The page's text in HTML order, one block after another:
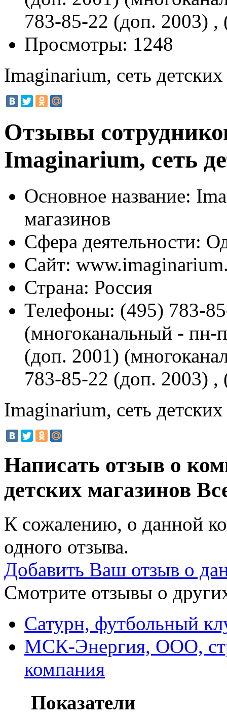
783-85-22 (доп. 2003)
Просмотры: 1248
Imaginarium, сеть
Отзывы
Imaginarium, сеть
Основное название:
магазинов
Сфера деятельности:
Сайт:
Страна: Россия
Телефоны: (495) 783-
(многоканальный - пн-
(доп. 2001)
783-85-22 (доп. 2003)
Imaginarium, сеть
Написать отзыв о
детских магазинов
К сожалению, о данной
одного отзыва.
Добавить Ваш отзыв о
Смотрите отзывы о
Сатурн, футбольный
МСК-Энергия, ООО,
компания
Показатели